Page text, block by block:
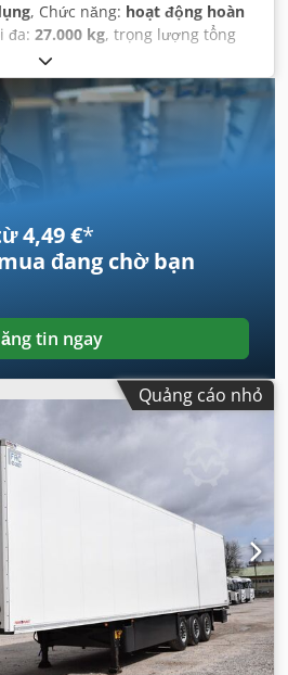
, Chức năng: hoạt động hoàn
đa: 27.000 kg, trọng lượng tổng
trục:3 trục
13.550 mm, tổng chiều rộng:
không khí, màu sắc:trắng , Năm
bộ làm mát, lịch sử bảo dưỡng
4,49 €*
đang chờ bạn
tin ngay
Quảng cáo nhỏ